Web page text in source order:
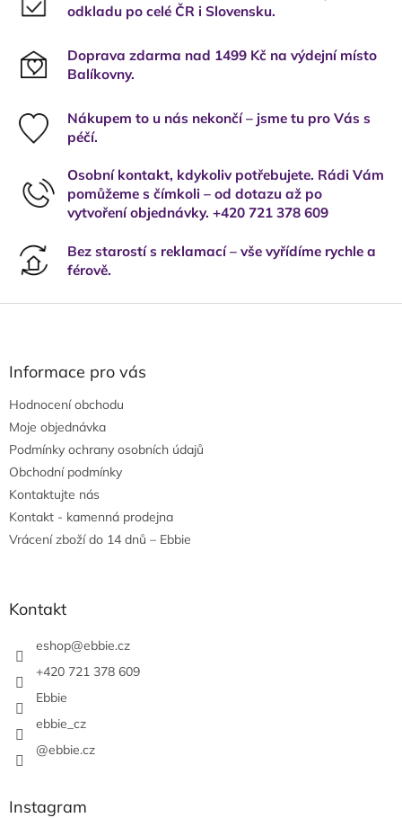
odkladu po celé ČR i Slovensku.
Doprava zdarma nad 1499 Kč na výdejní místo
Balíkovny.
Nákupem to u nás nekončí – jsme tu pro Vás s
péčí.
Osobní kontakt, kdykoliv potřebujete. Rádi Vám
pomůžeme s čímkoli – od dotazu až po
vytvoření objednávky. +420 721 378 609
Bez starostí s reklamací – vše vyřídíme rychle a
férově.
Informace pro vás
Hodnocení obchodu
Moje objednávka
Podmínky ochrany osobních údajů
Obchodní podmínky
Kontaktujte nás
Kontakt - kamenná prodejna
Vrácení zboží do 14 dnů – Ebbie
Kontakt
eshop@ebbie.cz
+420 721 378 609
Ebbie
ebbie_cz
@ebbie.cz
Instagram